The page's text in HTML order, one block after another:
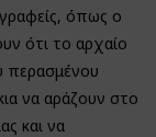
όπως ο
ότι το αρχαίο
περασμένου
να αράζουν στο
και να